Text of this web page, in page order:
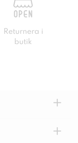
Returnera i
butik
+
+